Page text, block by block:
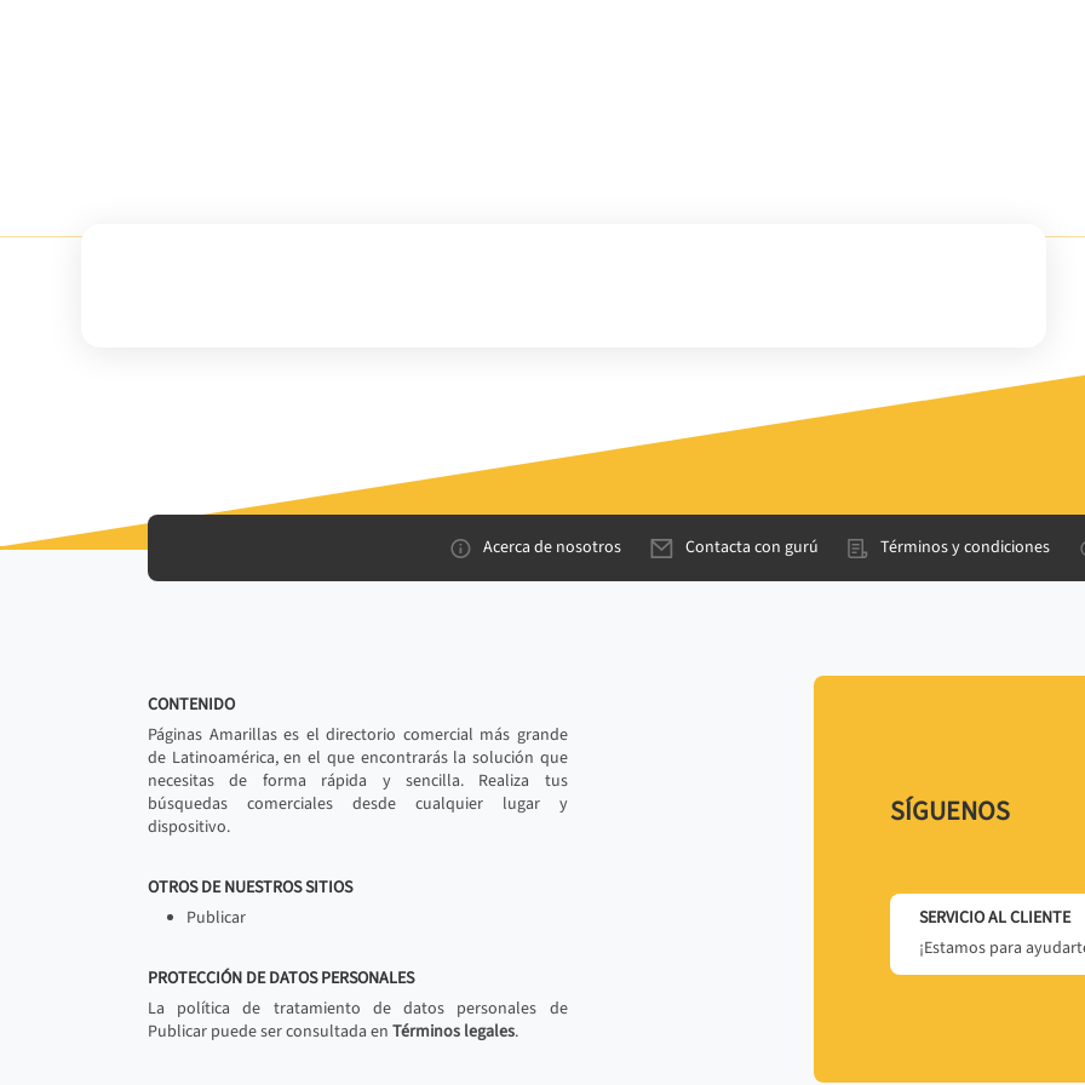
Acerca de nosotros Contacta con gurú Términos y condiciones
CONTENIDO
Páginas Amarillas es el directorio comercial más grande
de Latinoamérica, en el que encontrarás la solución que
necesitas de forma rápida y sencilla. Realiza tus
búsquedas comerciales desde cualquier lugar y
dispositivo.
OTROS DE NUESTROS SITIOS
Publicar
PROTECCIÓN DE DATOS PERSONALES
La política de tratamiento de datos personales de
Publicar puede ser consultada en Términos legales.
SÍGUENOS
SERVICIO AL CLIENTE
¡Estamos para